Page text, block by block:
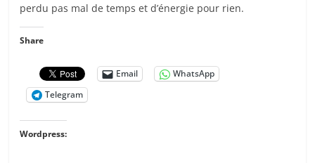
perdu pas mal de temps et d’énergie pour rien.
Share
Email
WhatsApp
Telegram
Wordpress: